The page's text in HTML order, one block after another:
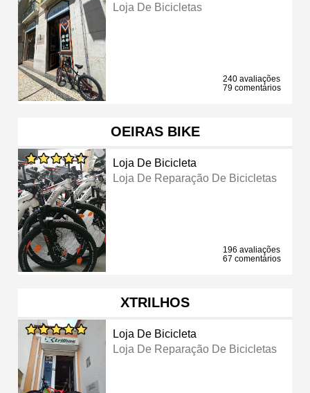
Loja De Bicicletas
240 avaliações
79 comentários
OEIRAS BIKE
Loja De Bicicleta
Loja De Reparação De Bicicletas
196 avaliações
67 comentários
XTRILHOS
Loja De Bicicleta
Loja De Reparação De Bicicletas